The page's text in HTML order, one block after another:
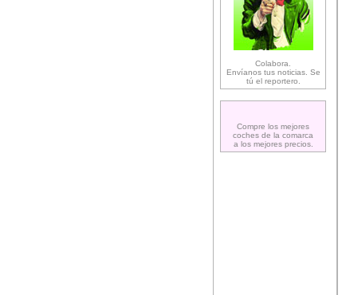
Colabora.
Envíanos tus noticias. Se
tú el reportero.
Compre los mejores
coches de la comarca
a los mejores precios.